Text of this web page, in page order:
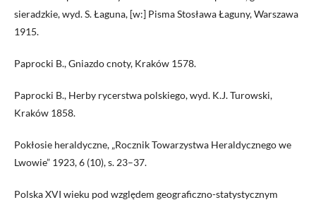
sieradzkie, wyd. S. Łaguna, [w:] Pisma Stosława Łaguny, Warszawa
1915.
Paprocki B., Gniazdo cnoty, Kraków 1578.
Paprocki B., Herby rycerstwa polskiego, wyd. K.J. Turowski,
Kraków 1858.
Pokłosie heraldyczne, „Rocznik Towarzystwa Heraldycznego we
Lwowie” 1923, 6 (10), s. 23–37.
Polska XVI wieku pod względem geograficzno-statystycznym